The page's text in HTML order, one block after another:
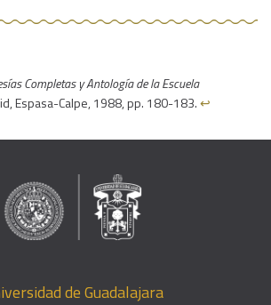
Completas y Antología de la Escuela
Espasa-Calpe, 1988, pp. 180-183.↩︎
de Guadalajara